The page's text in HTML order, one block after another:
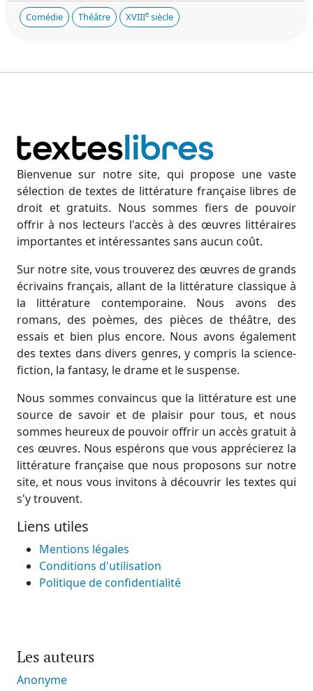
Comédie Théâtre XVIIIe siècle
Bienvenue sur notre site, qui propose une vaste
sélection de textes de littérature française libres de
droit et gratuits. Nous sommes fiers de pouvoir
offrir à nos lecteurs l'accès à des œuvres littéraires
importantes et intéressantes sans aucun coût.
Sur notre site, vous trouverez des œuvres de grands
écrivains français, allant de la littérature classique à
la littérature contemporaine. Nous avons des
romans, des poèmes, des pièces de théâtre, des
essais et bien plus encore. Nous avons également
des textes dans divers genres, y compris la science-
fiction, la fantasy, le drame et le suspense.
Nous sommes convaincus que la littérature est une
source de savoir et de plaisir pour tous, et nous
sommes heureux de pouvoir offrir un accès gratuit à
ces œuvres. Nous espérons que vous apprécierez la
littérature française que nous proposons sur notre
site, et nous vous invitons à découvrir les textes qui
s'y trouvent.
Liens utiles
Mentions légales
Conditions d'utilisation
Politique de confidentialité
Les auteurs
Anonyme